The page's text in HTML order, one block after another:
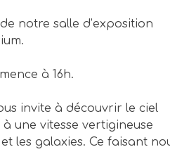
notre salle d’exposition
à 16h.
invite à découvrir le ciel
une vitesse vertigineuse
les galaxies. Ce faisant